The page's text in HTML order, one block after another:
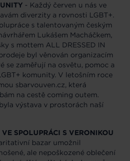
- Každý červen u nás ve
diverzity a rovnosti LGBT+.
s talentovaným českým
Lukášem Macháčkem,
s mottem ALL DRESSED IN
byl věnován organizacím
se zaměřují na osvětu, pomoc a
komunity. V letošním roce
sbarvouven.cz, která
na cestě coming outem.
výstava v prostorách naší
SPOLUPRÁCI S VERONIKOU
bazar umožnil
ale nepoškozené oblečení